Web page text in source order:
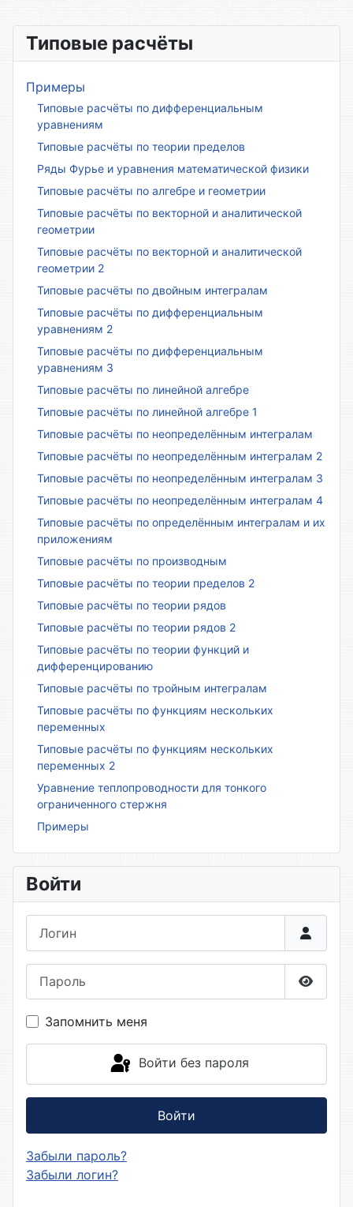
Типовые расчёты
Примеры
Типовые расчёты по дифференциальным
уравнениям
Типовые расчёты по теории пределов
Ряды Фурье и уравнения математической физики
Типовые расчёты по алгебре и геометрии
Типовые расчёты по векторной и аналитической
геометрии
Типовые расчёты по векторной и аналитической
геометрии 2
Типовые расчёты по двойным интегралам
Типовые расчёты по дифференциальным
уравнениям 2
Типовые расчёты по дифференциальным
уравнениям 3
Типовые расчёты по линейной алгебре
Типовые расчёты по линейной алгебре 1
Типовые расчёты по неопределённым интегралам
Типовые расчёты по неопределённым интегралам 2
Типовые расчёты по неопределённым интегралам 3
Типовые расчёты по неопределённым интегралам 4
Типовые расчёты по определённым интегралам и их
приложениям
Типовые расчёты по производным
Типовые расчёты по теории пределов 2
Типовые расчёты по теории рядов
Типовые расчёты по теории рядов 2
Типовые расчёты по теории функций и
дифференцированию
Типовые расчёты по тройным интегралам
Типовые расчёты по функциям нескольких
переменных
Типовые расчёты по функциям нескольких
переменных 2
Уравнение теплопроводности для тонкого
ограниченного стержня
Примеры
Войти
Запомнить меня
Войти без пароля
Войти
Забыли пароль?
Забыли логин?